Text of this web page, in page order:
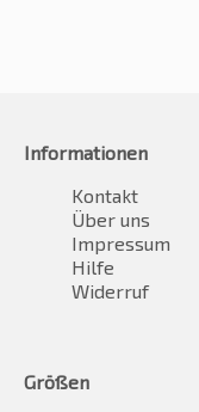
Informationen
Kontakt
Über uns
Impressum
Hilfe
Widerruf
Größen